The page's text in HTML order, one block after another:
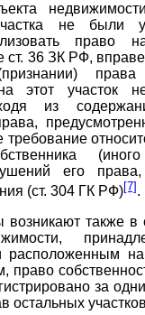
не были
право
ст. 36 ЗК РФ,
этот участок
из
его
(ст. 304 ГК РФ)[7] .
возникают также в
расположенным
право
за
остальных